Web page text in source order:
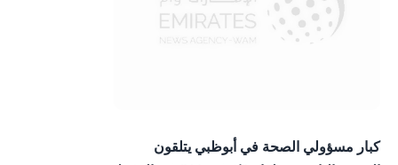
كبار مسؤولي الصحة في أبوظبي يتلقون